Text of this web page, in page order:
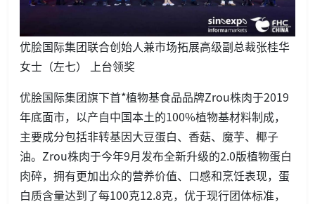
优脍国际集团联合创始人兼市场拓展高级副总裁张桂华
女士（左七） 上台领奖
优脍国际集团旗下首*植物基食品品牌Zrou株肉于2019
年底面市，以产自中国本土的100%植物基材料制成，
主要成分包括非转基因大豆蛋白、香菇、魔芋、椰子
油。Zrou株肉于今年9月发布全新升级的2.0版植物蛋白
肉碎，拥有更加出众的营养价值、口感和烹饪表现，蛋
白质含量达到了每100克12.8克，优于现行团体标准，